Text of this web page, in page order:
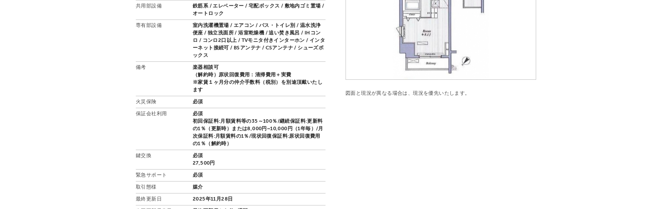
図面と現況が異なる場合は、現況を優先いたします。
共用部設備
鉄筋系 / エレベーター / 宅配ボックス / 敷地内ゴミ置場 /
オートロック
専有部設備
室内洗濯機置場 / エアコン / バス・トイレ別 / 温水洗浄
便座 / 独立洗面所 / 浴室乾燥機 / 追い焚き風呂 / IHコン
ロ / コンロ2口以上 / TVモニタ付きインターホン / インタ
ーネット接続可 / BSアンテナ / CSアンテナ / シューズボ
ックス
備考
楽器相談可
（解約時）原状回復費用：清掃費用＋実費
※家賃１ヶ月分の仲介手数料（税別）を別途頂戴いたし
ます
火災保険 必須
保証会社利用
必須
初回保証料:月額賃料等の35～100％/継続保証料:更新料
の1％（更新時）または8,000円~10,000円（1年毎）/月
次保証料:月額賃料の1％/現状回復保証料:原状回復費用
の1％（解約時）
鍵交換
必須
27,500円
緊急サポート 必須
取引態様 媒介
最終更新日 2025年11月28日